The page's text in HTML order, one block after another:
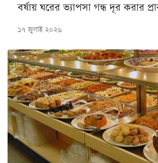
বর্ষায় ঘরের ভ্যাপসা গন্ধ দূর করার
১৭ জুলাই ২০২৬